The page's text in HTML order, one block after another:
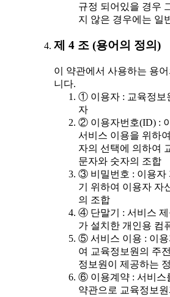
규정 되어있을 경우
지 않은 경우에는 일
제 4 조 (용어의 정의)
이 약관에서 사용하는 용
니다.
① 이용자 : 교육정보
자
② 이용자번호(ID) :
서비스 이용을 위하
자의 선택에 의하여
문자와 숫자의 조합
③ 비밀번호 : 이용자
기 위하여 이용자 자
의 조합
④ 단말기 : 서비스
가 설치한 개인용 컴
⑤ 서비스 이용 : 이
여 교육정보원의 주
정보원이 제공하는
⑥ 이용계약 : 서비스
약관으로 교육정보